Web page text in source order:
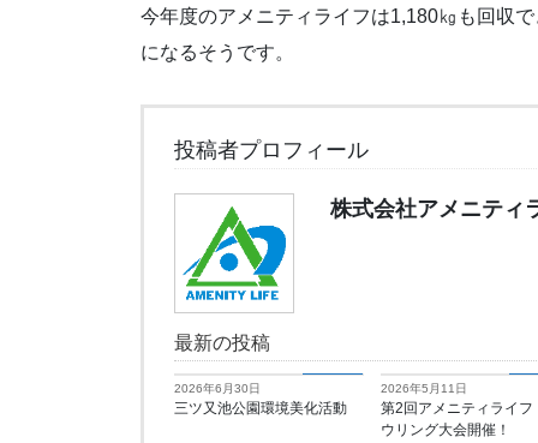
今年度のアメニティライフは1,180㎏も回収
になるそうです。
投稿者プロフィール
株式会社アメニティ
最新の投稿
2026年6月30日
三ツ又池公園環境美化活動
2026年5月11日
第2回アメニティライ
ウリング大会開催！